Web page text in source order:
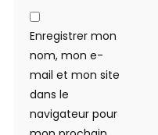
Enregistrer mon
nom, mon e-
mail et mon site
dans le
navigateur pour